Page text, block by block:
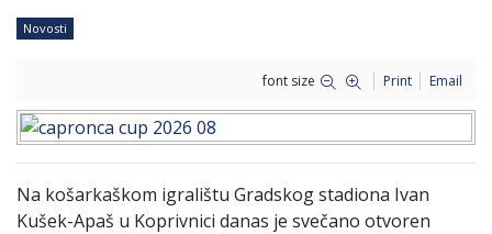
Novosti
font size Print Email
Na košarkaškom igralištu Gradskog stadiona Ivan
Kušek-Apaš u Koprivnici danas je svečano otvoren